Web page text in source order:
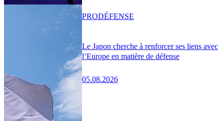
Le Japon cherche à renforcer ses liens avec
l’Europe en matière de défense
05.08.2026
PRODÉFENSE